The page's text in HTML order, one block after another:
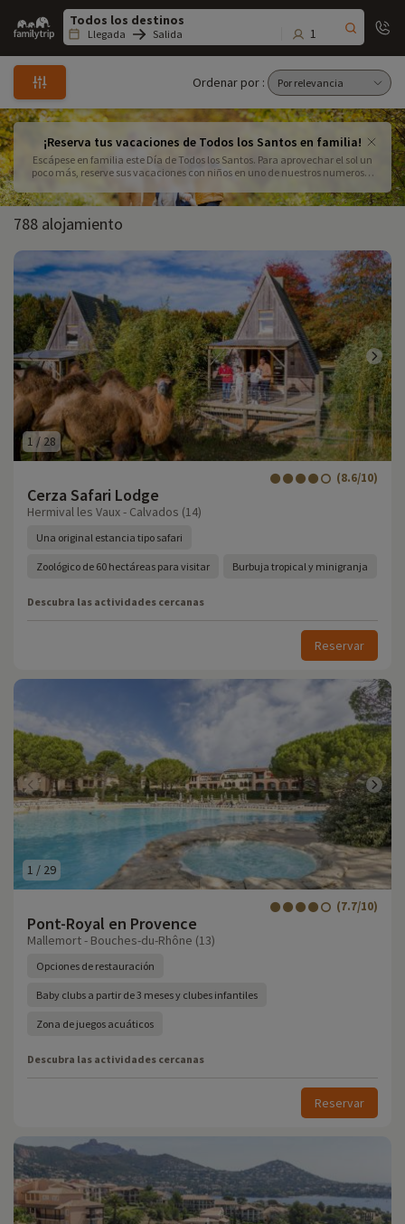
Family
trip
Llegada Salida 1
Ordenar por :
¡Reserva tus vacaciones de Todos los Santos en familia!
Escápese en familia este Día de Todos los Santos. Para aprovechar el sol un
poco más, reserve sus vacaciones con niños en uno de nuestros numerosos
cubierta para que sus vacaciones de Todos los Santos en familia sean todo
un éxito. Elija su alojamiento en Francia entre un hotel, una residencia
cerca de la playa a un precio que incluye el número de noches y actividades
como en Saint-Cyr Sur Mer, Bourg Saint Maurice o en el corazón de París.
Organice su viaje en pleno parque y pague por unas vacaciones cerca de la
788 alojamiento
1 /28
Cerza Safari Lodge
(8.6/10)
Hermival les Vaux - Calvados (14)
Una original estancia tipo safari
Zoológico de 60 hectáreas para visitar Burbuja tropical y minigranja
Descubra las actividades cercanas
Reservar
1 / 29
Pont-Royal en Provence
(7.7/10)
Mallemort - Bouches-du-Rhône (13)
Opciones de restauración
Baby clubs a partir de 3 meses y clubes infantiles
Zona de juegos acuáticos
Descubra las actividades cercanas
Reservar